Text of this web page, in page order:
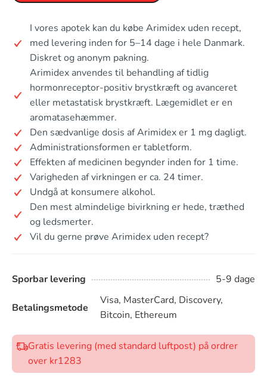
I vores apotek kan du købe Arimidex uden recept,
med levering inden for 5–14 dage i hele Danmark.
Diskret og anonym pakning.
Arimidex anvendes til behandling af tidlig
hormonreceptor-positiv brystkræft og avanceret
eller metastatisk brystkræft. Lægemidlet er en
aromatasehæmmer.
Den sædvanlige dosis af Arimidex er 1 mg dagligt.
Administrationsformen er tabletform.
Effekten af medicinen begynder inden for 1 time.
Varigheden af virkningen er ca. 24 timer.
Undgå at konsumere alkohol.
Den mest almindelige bivirkning er hede, træthed
og ledsmerter.
Vil du gerne prøve Arimidex uden recept?
Sporbar levering 5-9 dage
Betalingsmetode
Visa, MasterCard, Discovery,
Bitcoin, Ethereum
Gratis levering (med standard luftpost) på ordrer
over kr1283